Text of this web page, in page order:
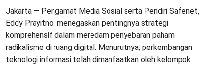
Jakarta — Pengamat Media Sosial serta Pendiri Safenet,
Eddy Prayitno, menegaskan pentingnya strategi
komprehensif dalam meredam penyebaran paham
radikalisme di ruang digital. Menurutnya, perkembangan
teknologi informasi telah dimanfaatkan oleh kelompok